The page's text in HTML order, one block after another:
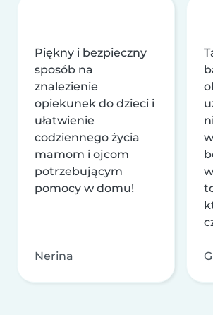
Piękny i bezpieczny
sposób na
znalezienie
opiekunek do dzieci i
ułatwienie
codziennego życia
mamom i ojcom
potrzebującym
pomocy w domu!
Nerina